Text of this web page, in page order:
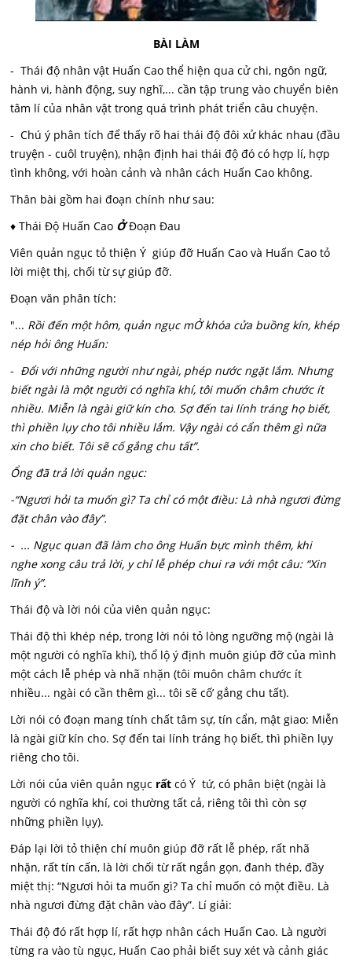
BÀI LÀM
- Thái độ nhân vật Huấn Cao thể hiện qua cử chi, ngôn ngữ,
hành vi, hành động, suy nghĩ,... cần tập trung vào chuyển biên
tâm lí của nhân vật trong quá trình phát triển câu chuyện.
- Chú ý phân tích để thấy rõ hai thái độ đôi xử khác nhau (đầu
truyện - cuôl truyện), nhận định hai thái độ đó có hợp lí, hợp
tình không, với hoàn cảnh và nhân cách Huấn Cao không.
Thân bài gồm hai đoạn chính như sau:
♦ Thái Độ Huấn Cao ỞĐoạn Đau
Viên quản ngục tỏ thiện Ý giúp đỡ Huấn Cao và Huấn Cao tỏ
lời miệt thị, chối từ sự giúp đỡ.
Đoạn văn phân tích:
"... Rồi đến một hôm, quản ngục mỞ khóa cửa buồng kín, khép
nép hỏi ông Huấn:
- Đổi với những người như ngài, phép nước ngặt lắm. Nhưng
biết ngài là một người có nghĩa khí, tôi muốn châm chước ít
nhiều. Miễn là ngài giữ kín cho. Sợ đến tai lính tráng họ biết,
thì phiền lụy cho tôi nhiều lắm. Vậy ngài có cẩn thêm gì nữa
xin cho biết. Tôi sẽ cố gắng chu tất”.
Ổng đã trả lời quản ngục:
-“Ngươi hỏi ta muốn gì? Ta chỉ có một điều: Là nhà ngươi đừng
đặt chân vào đây”.
- ... Ngục quan đã làm cho ông Huấn bực mình thêm, khi
nghe xong câu trả lời, y chỉ lễ phép chui ra với một câu: “Xin
lĩnh ý”.
Thái độ và lời nói của viên quản ngục:
Thái độ thì khép nép, trong lời nói tỏ lòng ngưỡng mộ (ngài là
một người có nghĩa khí), thổ lộ ý định muôn giúp đỡ của mình
một cách lễ phép và nhã nhặn (tôi muôn châm chước ít
nhiều... ngài có cần thêm gì... tôi sẽ cố’ gắng chu tất).
Lời nói có đoạn mang tính chất tâm sự, tín cẩn, mật giao: Miễn
là ngài giữ kín cho. Sợ đến tai lính tráng họ biết, thì phiền lụy
riêng cho tôi.
Lời nói của viên quản ngục rấtcó Ý tứ, có phân biệt (ngài là
người có nghĩa khí, coi thường tất cả, riêng tôi thì còn sợ
những phiền lụy).
Đáp lại lời tỏ thiện chí muôn giúp đỡ rất lễ phép, rất nhã
nhặn, rất tín cấn, là lời chối từ rất ngắn gọn, đanh thép, đầy
miệt thị: “Ngươi hỏi ta muốn gì? Ta chỉ muốn có một điều. Là
nhà ngươi đừng đặt chân vào đây”. Lí giải:
Thái độ đó rất hợp lí, rất hợp nhân cách Huấn Cao. Là người
từng ra vào tù ngục, Huấn Cao phải biết suy xét và cảnh giác